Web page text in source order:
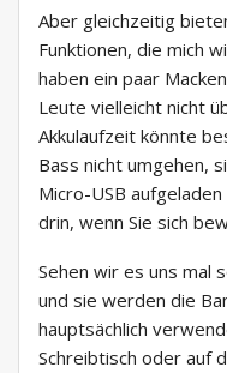
Aber gleichzeitig
Funktionen, die mich
haben ein paar
Leute vielleicht nicht
Akkulaufzeit könnte
Bass nicht umgehen,
Micro-USB
drin, wenn Sie sich
Sehen wir es uns mal
und sie werden die
hauptsächlich
Schreibtisch oder auf